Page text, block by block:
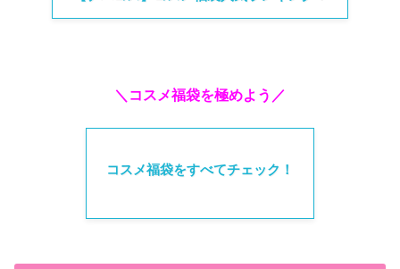
＼コスメ福袋を極めよう／
コスメ福袋をすべてチェック！